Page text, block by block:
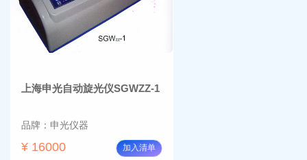
上海申光自动旋光仪SGWZZ-1
品牌：申光仪器
¥ 16000 加入清单